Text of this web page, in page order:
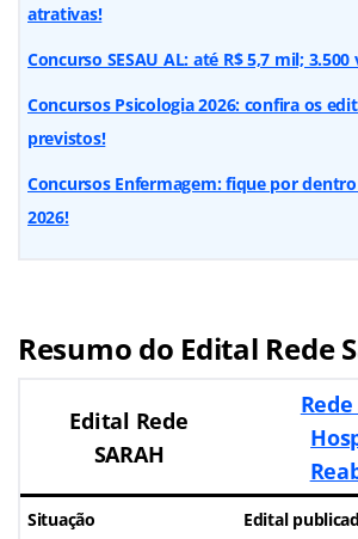
atrativas!
Concurso SESAU AL: até R$ 5,7 mil;
Concursos Psicologia 2026: confira os
previstos!
Concursos Enfermagem: fique por
2026!
Resumo do Edital Rede
Edital Rede
SARAH
Situação Edital